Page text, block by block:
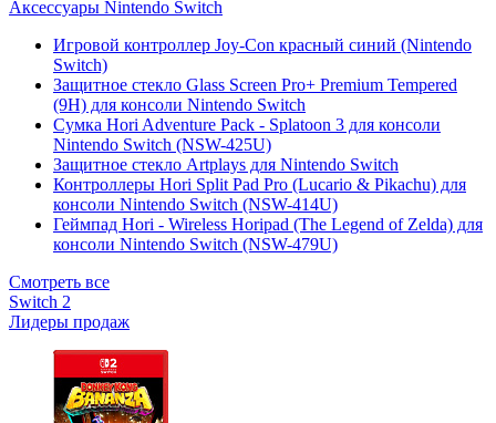
Аксессуары Nintendo Switch
Игровой контроллер Joy-Con красный синий (Nintendo
Switch)
Защитное стекло Glass Screen Pro+ Premium Tempered
(9H) для консоли Nintendo Switch
Сумка Hori Adventure Pack - Splatoon 3 для консоли
Nintendo Switch (NSW-425U)
Защитное стекло Artplays для Nintendo Switch
Контроллеры Hori Split Pad Pro (Lucario & Pikachu) для
консоли Nintendo Switch (NSW-414U)
Геймпад Hori - Wireless Horipad (The Legend of Zelda) для
консоли Nintendo Switch (NSW-479U)
Смотреть все
Switch 2
Лидеры продаж